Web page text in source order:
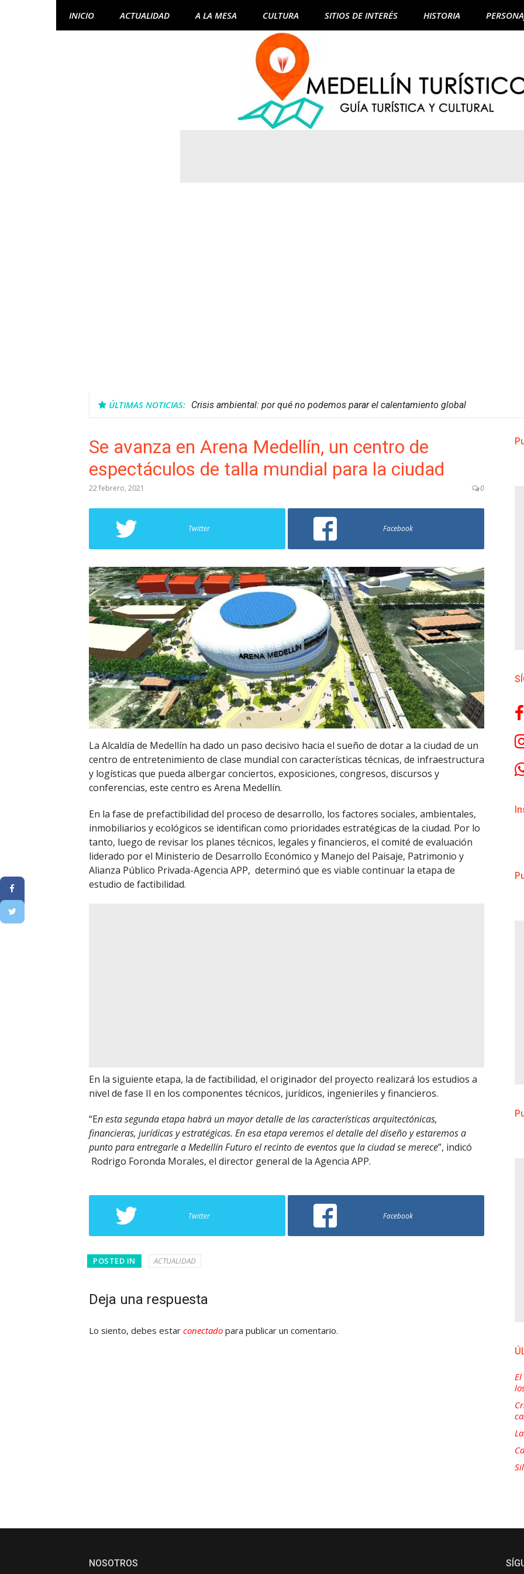
INICIO ACTUALIDAD A LA MESA CULTURA SITIOS DE INTERÉS HISTORIA
ÚLTIMAS NOTICIAS: Crisis ambiental: por qué no podemos parar el calentamiento global
Se avanza en Arena Medellín, un centro de
espectáculos de talla mundial para la ciudad
22 febrero, 2021 0
Twitter Facebook
La Alcaldía de Medellín ha dado un paso decisivo hacia el sueño de dotar a la ciudad de un
centro de entretenimiento de clase mundial con características técnicas, de infraestructura
y logísticas que pueda albergar conciertos, exposiciones, congresos, discursos y
conferencias, este centro es Arena Medellín.
En la fase de prefactibilidad del proceso de desarrollo, los factores sociales, ambientales,
inmobiliarios y ecológicos se identifican como prioridades estratégicas de la ciudad. Por lo
tanto, luego de revisar los planes técnicos, legales y financieros, el comité de evaluación
liderado por el Ministerio de Desarrollo Económico y Manejo del Paisaje, Patrimonio y
Alianza Público Privada-Agencia APP, determinó que es viable continuar la etapa de
estudio de factibilidad.
En la siguiente etapa, la de factibilidad, el originador del proyecto realizará los estudios a
nivel de fase II en los componentes técnicos, jurídicos, ingenieriles y financieros.
“En esta segunda etapa habrá un mayor detalle de las características arquitectónicas,
financieras, jurídicas y estratégicas. En esa etapa veremos el detalle del diseño y estaremos a
punto para entregarle a Medellín Futuro el recinto de eventos que la ciudad se merece”, indicó
Rodrigo Foronda Morales, el director general de la Agencia APP.
Twitter Facebook
POSTED IN ACTUALIDAD
Deja una respuesta
Lo siento, debes estar conectado para publicar un comentario.
NOSOTROS